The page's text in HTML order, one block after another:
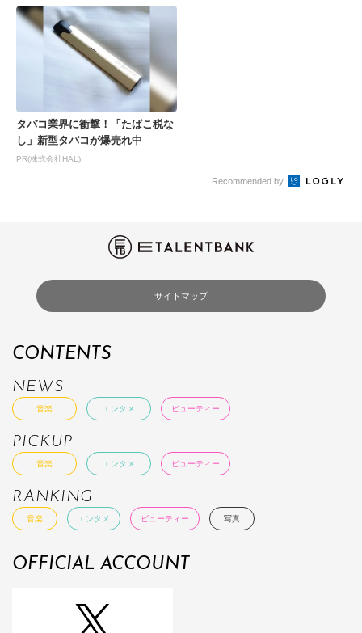
タバコ業界に衝撃！「たばこ税な
し」新型タバコが爆売れ中
PR(株式会社HAL)
Recommended by
サイトマップ
CONTENTS
NEWS
音楽 エンタメ ビューティー
PICKUP
音楽 エンタメ ビューティー
RANKING
音楽 エンタメ ビューティー 写真
OFFICIAL ACCOUNT